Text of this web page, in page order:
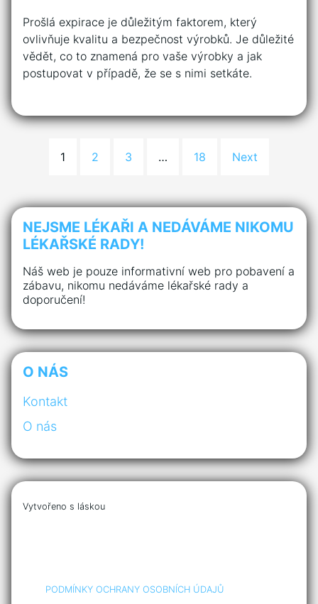
Prošlá expirace je důležitým faktorem, který
ovlivňuje kvalitu a bezpečnost výrobků. Je důležité
vědět, co to znamená pro vaše výrobky a jak
postupovat v případě, že se s nimi setkáte.
1 2 3 … 18 Next
NEJSME LÉKAŘI A NEDÁVÁME NIKOMU
LÉKAŘSKÉ RADY!
Náš web je pouze informativní web pro pobavení a
zábavu, nikomu nedáváme lékařské rady a
doporučení!
O NÁS
Kontakt
O nás
Vytvořeno s láskou
PODMÍNKY OCHRANY OSOBNÍCH ÚDAJŮ